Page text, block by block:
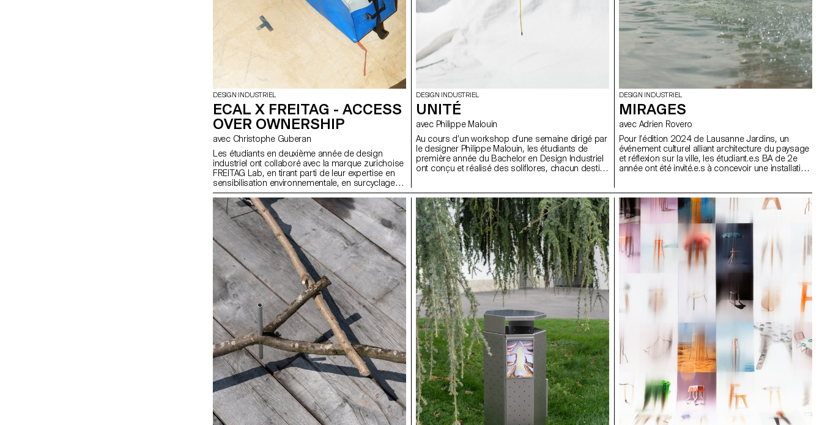
DESIGN INDUSTRIEL
ECAL X FREITAG - ACCESS
OVER OWNERSHIP
avec Christophe Guberan
Les étudiants en deuxième année de design
industriel ont collaboré avec la marque zurichoise
FREITAG Lab, en tirant parti de leur expertise en
sensibilisation environnementale, en surcyclage
de matériaux et en économie circulaire. En
s'appuyant sur le manifeste de FREITAG, ils ont
développé de nouveaux produits partagés axés
sur le principe de « access over ownership ».
DESIGN INDUSTRIEL
UNITÉ
avec Philippe Malouin
Au cours d’un workshop d’une semaine dirigé par
le designer Philippe Malouin, les étudiants de
première année du Bachelor en Design Industriel
ont conçu et réalisé des soliflores, chacun destiné
DESIGN INDUSTRIEL
MIRAGES
avec Adrien Rovero
Pour l’édition 2024 de Lausanne Jardins, un
événement culturel alliant architecture du paysage
et réflexion sur la ville, les étudiant.e.s BA de 2e
année ont été invité.e.s à concevoir une installation
disséminées sur le territoire lausannois, dont
certaines préfigurent les transformations
urbanistiques et paysagères de la ville.